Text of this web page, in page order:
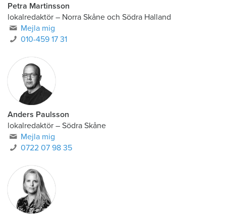
Petra Martinsson
lokalredaktör – Norra Skåne och Södra Halland
Mejla mig
010-459 17 31
Anders Paulsson
lokalredaktör – Södra Skåne
Mejla mig
0722 07 98 35